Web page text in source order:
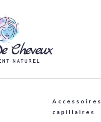
Accessoires
capillaires